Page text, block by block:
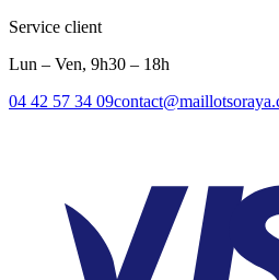
Service client
Lun – Ven, 9h30 – 18h
04 42 57 34 09